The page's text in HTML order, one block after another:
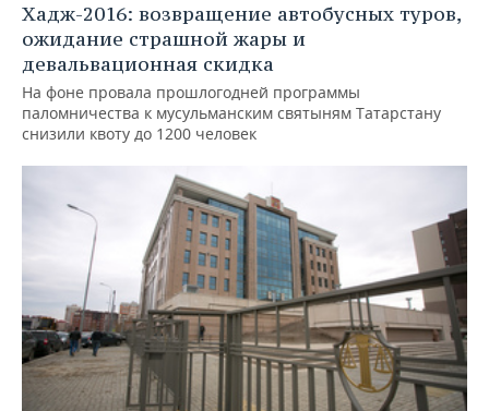
Хадж-2016: возвращение автобусных туров,
ожидание страшной жары и
девальвационная скидка
На фоне провала прошлогодней программы
паломничества к мусульманским святыням Татарстану
снизили квоту до 1200 человек